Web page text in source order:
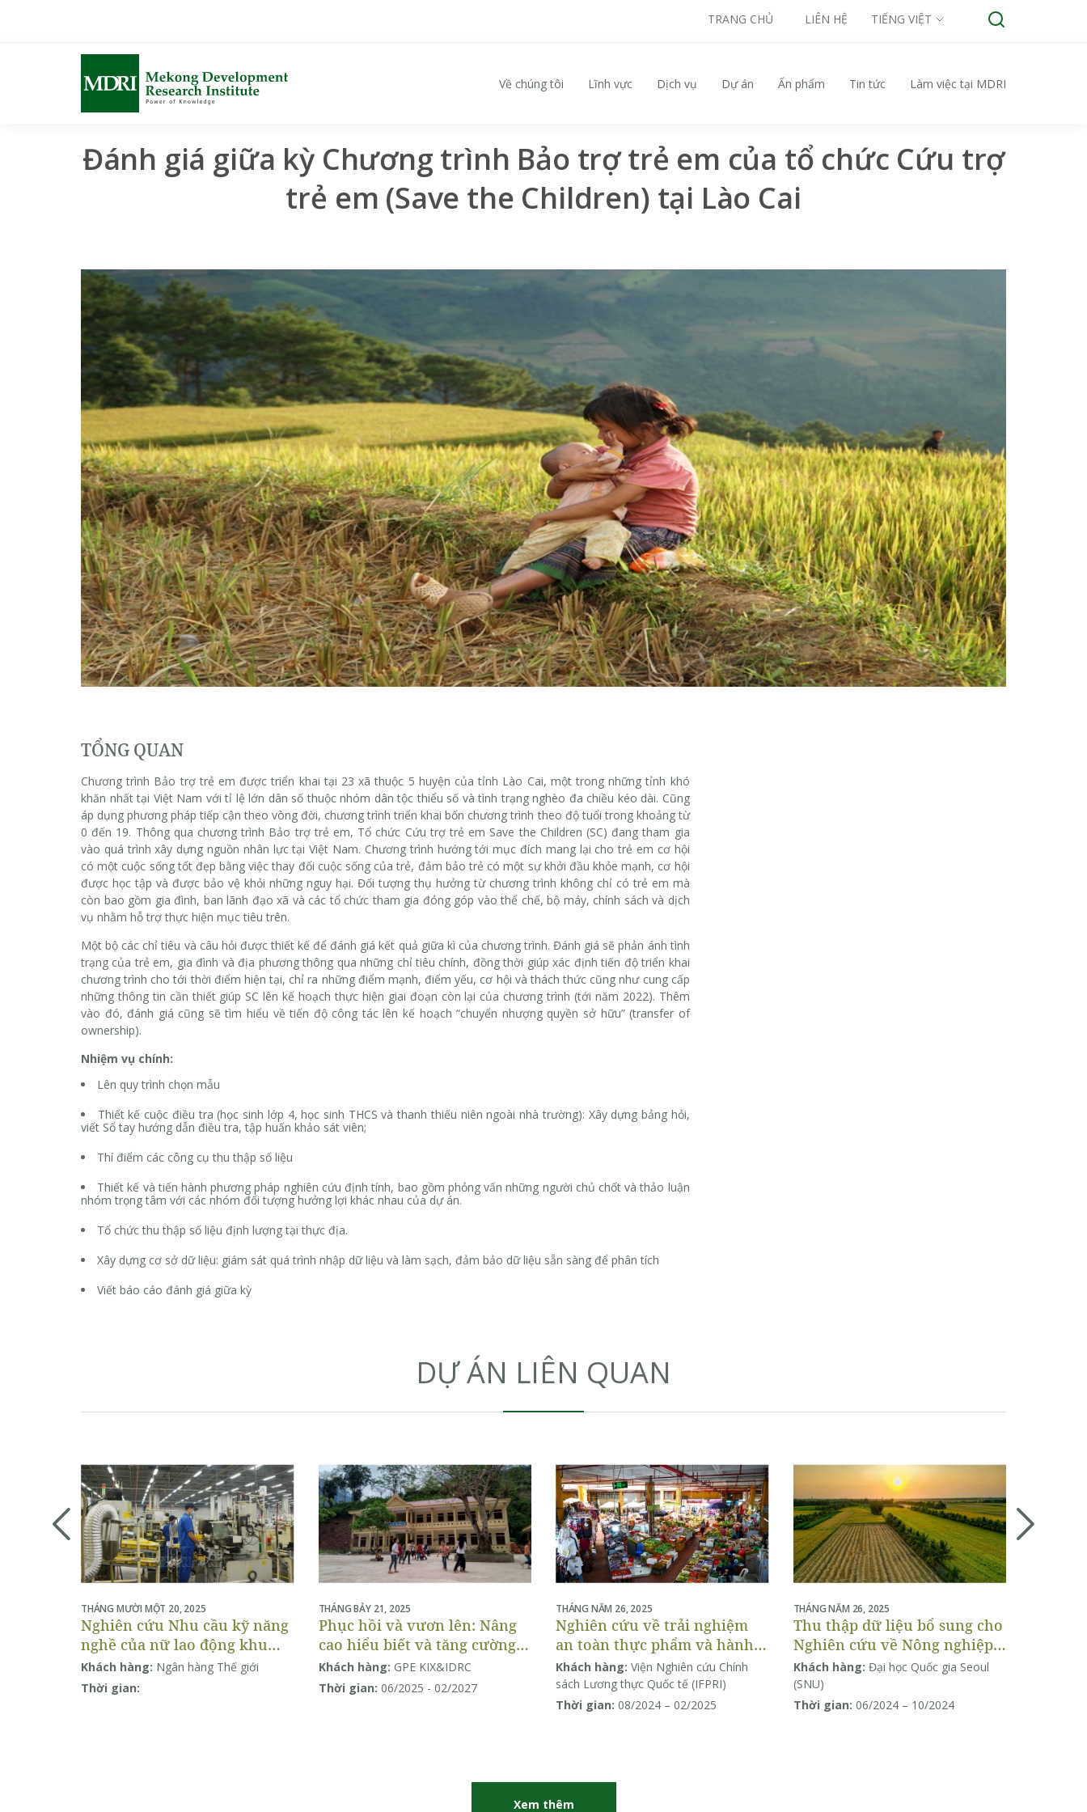
TRANG CHỦ LIÊN HỆ TIẾNG VIỆT
Về chúng tôi Lĩnh vực Dịch vụ Dự án Ấn phẩm Tin tức Làm việc tại MDRI
Đánh giá giữa kỳ Chương trình Bảo trợ trẻ em của tổ chức Cứu trợ
trẻ em (Save the Children) tại Lào Cai
TỔNG QUAN
Chương trình Bảo trợ trẻ em được triển khai tại 23 xã thuộc 5 huyện của tỉnh Lào Cai, một trong những tỉnh khó
khăn nhất tại Việt Nam với tỉ lệ lớn dân số thuộc nhóm dân tộc thiểu số và tình trạng nghèo đa chiều kéo dài. Cũng
áp dụng phương pháp tiếp cận theo vòng đời, chương trình triển khai bốn chương trình theo độ tuổi trong khoảng từ
0 đến 19. Thông qua chương trình Bảo trợ trẻ em, Tổ chức Cứu trợ trẻ em Save the Children (SC) đang tham gia
vào quá trình xây dựng nguồn nhân lực tại Việt Nam. Chương trình hướng tới mục đích mang lại cho trẻ em cơ hội
có một cuộc sống tốt đẹp bằng việc thay đổi cuộc sống của trẻ, đảm bảo trẻ có một sự khởi đầu khỏe mạnh, cơ hội
được học tập và được bảo vệ khỏi những nguy hại. Đối tượng thụ hưởng từ chương trình không chỉ có trẻ em mà
còn bao gồm gia đình, ban lãnh đạo xã và các tổ chức tham gia đóng góp vào thể chế, bộ máy, chính sách và dịch
vụ nhằm hỗ trợ thực hiện mục tiêu trên.
Một bộ các chỉ tiêu và câu hỏi được thiết kế để đánh giá kết quả giữa kì của chương trình. Đánh giá sẽ phản ánh tình
trạng của trẻ em, gia đình và địa phương thông qua những chỉ tiêu chính, đồng thời giúp xác định tiến độ triển khai
chương trình cho tới thời điểm hiện tại, chỉ ra những điểm mạnh, điểm yếu, cơ hội và thách thức cũng như cung cấp
những thông tin cần thiết giúp SC lên kế hoạch thực hiện giai đoạn còn lại của chương trình (tới năm 2022). Thêm
vào đó, đánh giá cũng sẽ tìm hiểu về tiến độ công tác lên kế hoạch “chuyển nhượng quyền sở hữu” (transfer of
ownership).
Nhiệm vụ chính:
Lên quy trình chọn mẫu
Thiết kế cuộc điều tra (học sinh lớp 4, học sinh THCS và thanh thiếu niên ngoài nhà trường): Xây dựng bảng hỏi,
viết Sổ tay hướng dẫn điều tra, tập huấn khảo sát viên;
Thí điểm các công cụ thu thập số liệu
Thiết kế và tiến hành phương pháp nghiên cứu định tính, bao gồm phỏng vấn những người chủ chốt và thảo luận
nhóm trọng tâm với các nhóm đối tượng hưởng lợi khác nhau của dự án.
Tổ chức thu thập số liệu định lượng tại thực địa.
Xây dựng cơ sở dữ liệu: giám sát quá trình nhập dữ liệu và làm sạch, đảm bảo dữ liệu sẵn sàng để phân tích
Viết báo cáo đánh giá giữa kỳ
DỰ ÁN LIÊN QUAN
THÁNG MƯỜI MỘT 20, 2025
Nghiên cứu Nhu cầu kỹ năng
nghề của nữ lao động khu
công nghiệp
Khách hàng: Ngân hàng Thế giới
Thời gian:
THÁNG BẢY 21, 2025
Phục hồi và vươn lên: Nâng
cao hiểu biết và tăng cường
khả năng phục hồi của hệ
thống giáo dục ở Nam Á và
Khách hàng: GPE KIX&IDRC
Thời gian: 06/2025 - 02/2027
THÁNG NĂM 26, 2025
Nghiên cứu về trải nghiệm
an toàn thực phẩm và hành
vi lựa chọn thực phẩm
Khách hàng: Viện Nghiên cứu Chính
sách Lương thực Quốc tế (IFPRI)
Thời gian: 08/2024 – 02/2025
THÁNG NĂM 26, 2025
Thu thập dữ liệu bổ sung cho
Nghiên cứu về Nông nghiệp
thông minh: Lập mô hình và
ứng dụng các biện pháp ứng
phó với biến đổi khí hậu
Khách hàng: Đại học Quốc gia Seoul
(SNU)
Thời gian: 06/2024 – 10/2024
Xem thêm